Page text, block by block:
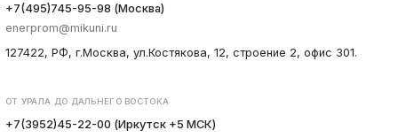
+7(495)745-95-98 (Москва)
enerprom@mikuni.ru
127422, РФ, г.Москва, ул.Костякова, 12, строение 2, офис 301.
ОТ УРАЛА ДО ДАЛЬНЕГО ВОСТОКА
+7(3952)45-22-00 (Иркутск +5 МСК)